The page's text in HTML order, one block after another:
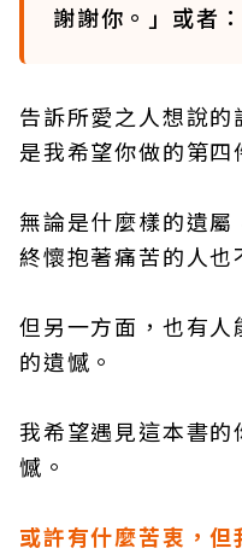
謝謝你。」或者
告訴所愛之人想說
是我希望你做的第四
無論是什麼樣的遺
終懷抱著痛苦的人也
但另一方面，也有
的遺憾。
我希望遇見這本書
憾。
或許有什麼苦衷，